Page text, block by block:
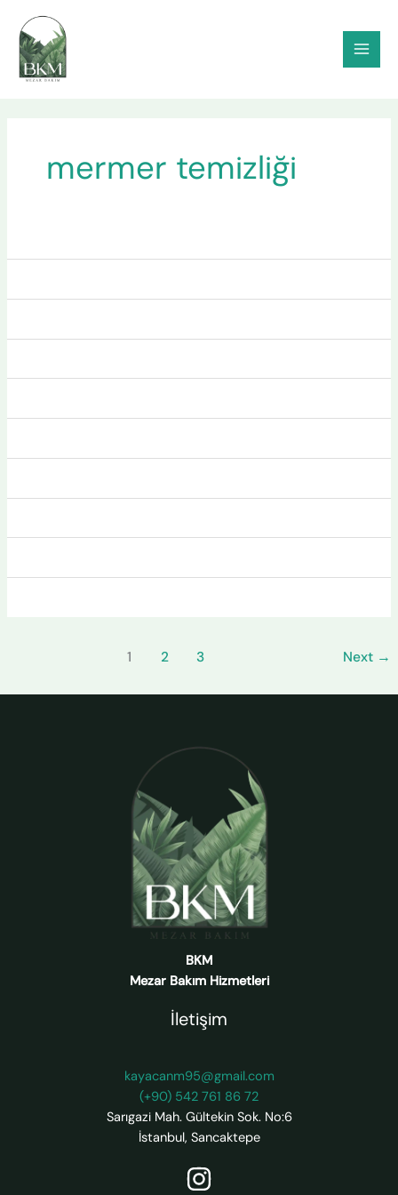
atla
mermer temizliği
1 2 3 Next →
BKM
Mezar Bakım Hizmetleri
İletişim
kayacanm95@gmail.com
(+90) 542 761 86 72
Sarıgazi Mah. Gültekin Sok. No:6
İstanbul, Sancaktepe